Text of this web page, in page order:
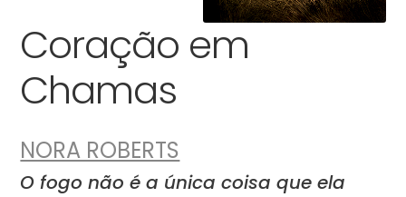
Coração em
Chamas
NORA ROBERTS
O fogo não é a única coisa que ela